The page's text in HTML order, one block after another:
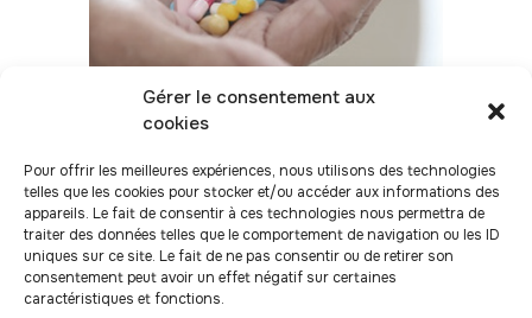
Gérer le consentement aux
cookies
Pour offrir les meilleures expériences, nous utilisons des technologies
telles que les cookies pour stocker et/ou accéder aux informations des
appareils. Le fait de consentir à ces technologies nous permettra de
traiter des données telles que le comportement de navigation ou les ID
uniques sur ce site. Le fait de ne pas consentir ou de retirer son
consentement peut avoir un effet négatif sur certaines
caractéristiques et fonctions.
L’actualité Artic
Merci pour votre soutien à ce projet !